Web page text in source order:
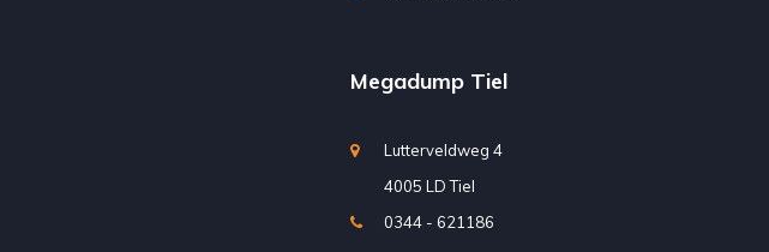
Megadump Tiel
Lutterveldweg 4
4005 LD Tiel
0344 - 621186